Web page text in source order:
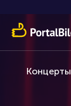
Концерты